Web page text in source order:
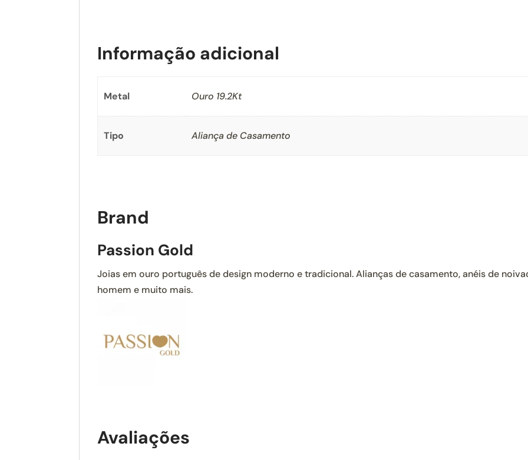
Informação adicional
Metal Ouro 19.2Kt
Tipo Aliança de Casamento
Brand
Passion Gold
Joias em ouro português de design moderno e tradicional. Alianças de casamento, anéis de
homem e muito mais.
Avaliações